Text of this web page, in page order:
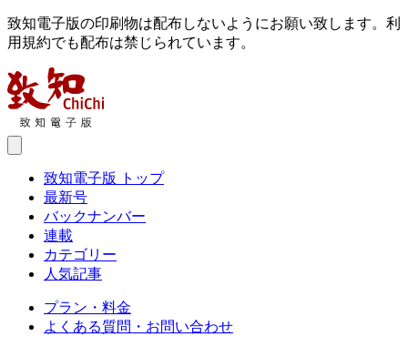
致知電子版の印刷物は配布しないようにお願い致します。利
用規約でも配布は禁じられています。
致知電子版 トップ
最新号
バックナンバー
連載
カテゴリー
人気記事
プラン・料金
よくある質問・お問い合わせ